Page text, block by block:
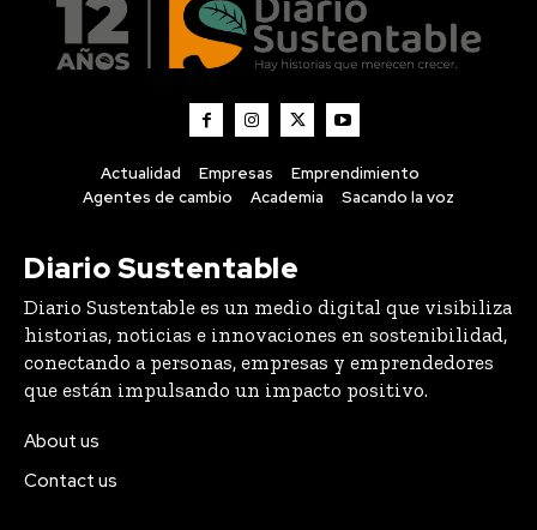
Actualidad Empresas
Emprendimiento
Agentes de cambio
Academia Sacando la voz
Diario Sustentable
Diario Sustentable es un medio digital que visibiliza
historias, noticias e innovaciones en sostenibilidad,
conectando a personas, empresas y emprendedores
que están impulsando un impacto positivo.
About us
Contact us